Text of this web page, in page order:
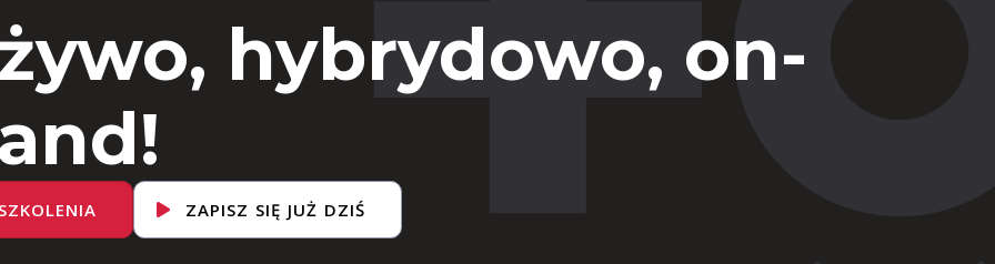
hybrydowo, on-
ZAPISZ SIĘ JUŻ DZIŚ